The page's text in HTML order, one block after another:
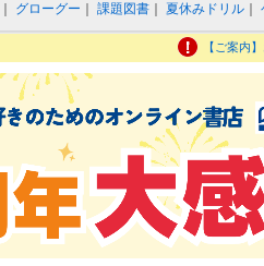
グローグー 課題図書 夏休みドリル
【ご案内